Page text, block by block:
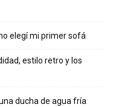
elegí mi primer sofá
estilo retro y los
ducha de agua fría